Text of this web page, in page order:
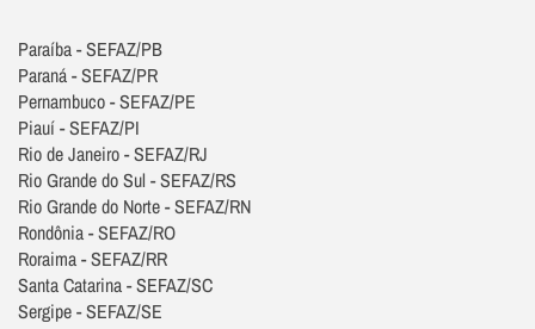
Paraíba - SEFAZ/PB
Paraná - SEFAZ/PR
Pernambuco - SEFAZ/PE
Piauí - SEFAZ/PI
Rio de Janeiro - SEFAZ/RJ
Rio Grande do Sul - SEFAZ/RS
Rio Grande do Norte - SEFAZ/RN
Rondônia - SEFAZ/RO
Roraima - SEFAZ/RR
Santa Catarina - SEFAZ/SC
Sergipe - SEFAZ/SE